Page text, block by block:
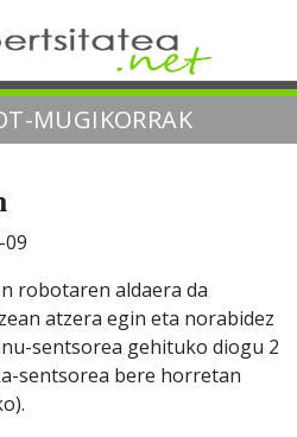
MUGIKORRAK
09
robotaren aldaera da
atzera egin eta norabidez
sentsorea gehituko diogu 2
sentsorea bere horretan